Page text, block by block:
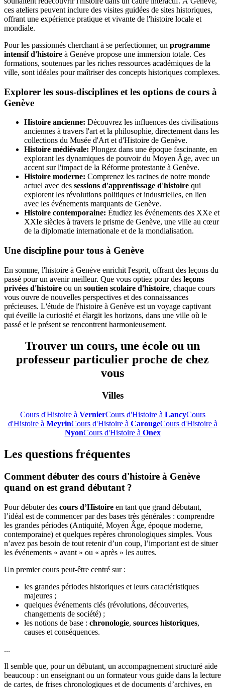
ces ateliers peuvent inclure des visites guidées de sites historiques,
offrant une expérience pratique et vivante de l'histoire locale et
mondiale.
Pour les passionnés cherchant à se perfectionner, un programme
intensif d'histoire à Genève propose une immersion totale. Ces
formations, soutenues par les riches ressources académiques de la
ville, sont idéales pour maîtriser des concepts historiques complexes.
Explorer les sous-disciplines et les options de cours à
Genève
Histoire ancienne: Découvrez les influences des civilisations
anciennes à travers l'art et la philosophie, directement dans les
collections du Musée d'Art et d'Histoire de Genève.
Histoire médiévale: Plongez dans une époque fascinante, en
explorant les dynamiques de pouvoir du Moyen Âge, avec un
accent sur l'impact de la Réforme protestante à Genève.
Histoire moderne: Comprenez les racines de notre monde
actuel avec des sessions d'apprentissage d'histoire qui
explorent les révolutions politiques et industrielles, en lien
avec les événements marquants de Genève.
Histoire contemporaine: Étudiez les événements des XXe et
XXIe siècles à travers le prisme de Genève, une ville au cœur
de la diplomatie internationale et de la mondialisation.
Une discipline pour tous à Genève
En somme, l'histoire à Genève enrichit l'esprit, offrant des leçons du
passé pour un avenir meilleur. Que vous optiez pour des leçons
privées d'histoire ou un soutien scolaire d'histoire, chaque cours
vous ouvre de nouvelles perspectives et des connaissances
précieuses. L'étude de l'histoire à Genève est un voyage captivant
qui éveille la curiosité et élargit les horizons, dans une ville où le
passé et le présent se rencontrent harmonieusement.
Trouver un cours, une école ou un
professeur particulier proche de chez
vous
Villes
Cours d'Histoire à VernierCours d'Histoire à LancyCours
d'Histoire à MeyrinCours d'Histoire à CarougeCours d'Histoire à
NyonCours d'Histoire à Onex
Les questions fréquentes
Comment débuter des cours d'histoire à Genève
quand on est grand débutant ?
Pour débuter des cours d’Histoire en tant que grand débutant,
l’idéal est de commencer par des bases très générales : comprendre
les grandes périodes (Antiquité, Moyen Âge, époque moderne,
contemporaine) et quelques repères chronologiques simples. Vous
n’avez pas besoin de tout retenir d’un coup, l’important est de situer
les événements « avant » ou « après » les autres.
Un premier cours peut-être centré sur :
les grandes périodes historiques et leurs caractéristiques
majeures ;
quelques événements clés (révolutions, découvertes,
changements de société) ;
les notions de base : chronologie, sources historiques,
causes et conséquences.
...
Il semble que, pour un débutant, un accompagnement structuré aide
beaucoup : un enseignant ou un formateur vous guide dans la lecture
de cartes, de frises chronologiques et de documents d’archives, en